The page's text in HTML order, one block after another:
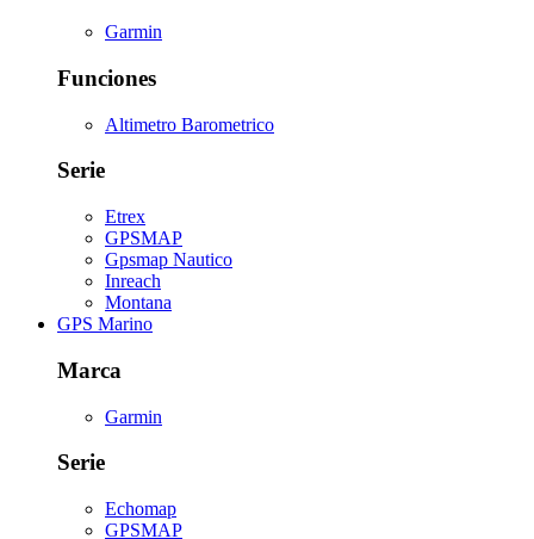
Garmin
Funciones
Altimetro Barometrico
Serie
Etrex
GPSMAP
Gpsmap Nautico
Inreach
Montana
GPS Marino
Marca
Garmin
Serie
Echomap
GPSMAP